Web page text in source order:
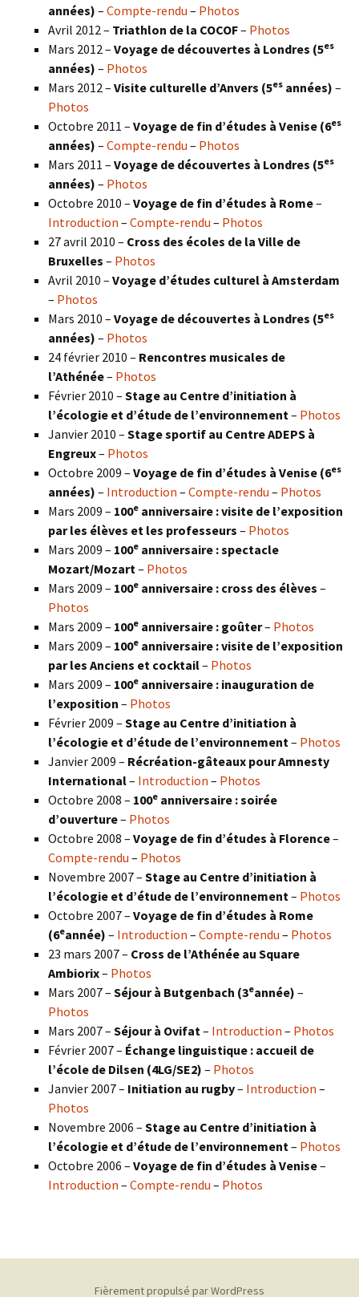
années) – Compte-rendu – Photos
Avril 2012 – Triathlon de la COCOF– Photos
Mars 2012 – Voyage de découvertes à Londres (5es
années) – Photos
Mars 2012 – Visite culturelle d’Anvers (5es années) –
Photos
Octobre 2011 – Voyage de fin d’études à Venise (6es
années) – Compte-rendu – Photos
Mars 2011 – Voyage de découvertes à Londres (5es
années) – Photos
Octobre 2010 – Voyage de fin d’études à Rome–
Introduction – Compte-rendu – Photos
27 avril 2010 – Cross des écoles de la Ville de
Bruxelles – Photos
Avril 2010 – Voyage d’études culturel à Amsterdam
– Photos
Mars 2010 – Voyage de découvertes à Londres (5es
années) – Photos
24 février 2010 – Rencontres musicales de
l’Athénée– Photos
Février 2010 – Stage au Centre d’initiation à
l’écologie et d’étude de l’environnement – Photos
Janvier 2010 – Stage sportif au Centre ADEPS à
Engreux– Photos
Octobre 2009 – Voyage de fin d’études à Venise (6es
années) – Introduction – Compte-rendu – Photos
Mars 2009 – 100e anniversaire : visite de l’exposition
par les élèves et les professeurs – Photos
Mars 2009 – 100e anniversaire : spectacle
Mozart/Mozart – Photos
Mars 2009 – 100e anniversaire : cross des élèves –
Photos
Mars 2009 – 100e anniversaire : goûter– Photos
Mars 2009 – 100e anniversaire : visite de l’exposition
par les Anciens et cocktail– Photos
Mars 2009 – 100e anniversaire : inauguration de
l’exposition – Photos
Février 2009 – Stage au Centre d’initiation à
l’écologie et d’étude de l’environnement – Photos
Janvier 2009 – Récréation-gâteaux pour Amnesty
International– Introduction – Photos
Octobre 2008 – 100e anniversaire : soirée
d’ouverture– Photos
Octobre 2008 – Voyage de fin d’études à Florence–
Compte-rendu – Photos
Novembre 2007 – Stage au Centre d’initiation à
l’écologie et d’étude de l’environnement – Photos
Octobre 2007 – Voyage de fin d’études à Rome
(6eannée) – Introduction – Compte-rendu – Photos
23 mars 2007 – Cross de l’Athénée au Square
Ambiorix– Photos
Mars 2007 – Séjour à Butgenbach (3eannée) –
Photos
Mars 2007 – Séjour à Ovifat – Introduction – Photos
Février 2007 – Échange linguistique : accueil de
l’école de Dilsen (4LG/SE2) – Photos
Janvier 2007 – Initiation au rugby– Introduction –
Photos
Novembre 2006 – Stage au Centre d’initiation à
l’écologie et d’étude de l’environnement – Photos
Octobre 2006 – Voyage de fin d’études à Venise–
Introduction – Compte-rendu – Photos
Fièrement propulsé par WordPress